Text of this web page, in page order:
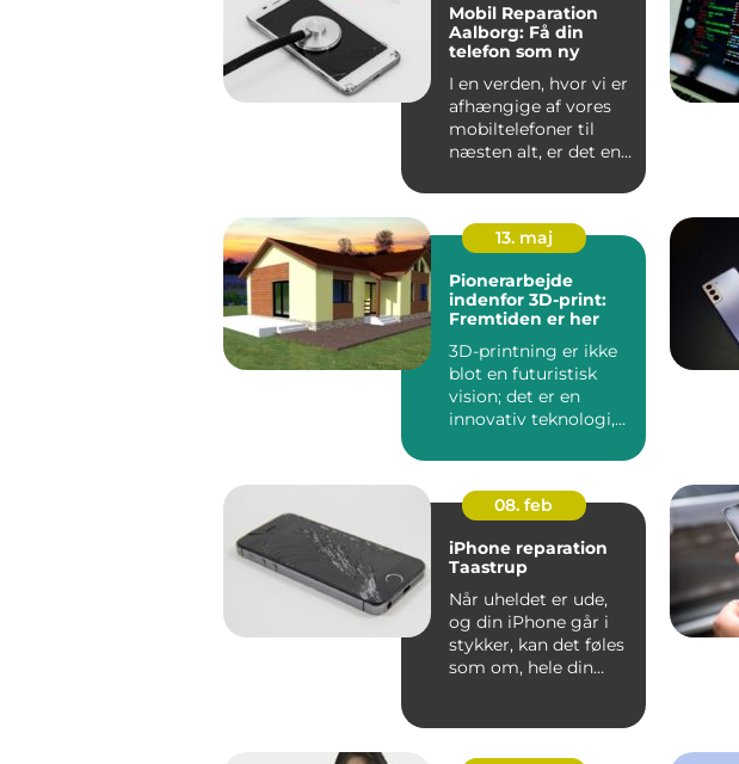
Mobil Reparation
Aalborg: Få din
telefon som ny
I en verden, hvor vi er
afhængige af vores
mobiltelefoner til
næsten alt, er det en
13. maj
Pionerarbejde
indenfor 3D-print:
Fremtiden er her
3D-printning er ikke
blot en futuristisk
vision; det er en
innovativ teknologi,
...
08. feb
iPhone reparation
Taastrup
Når uheldet er ude,
og din iPhone går i
stykker, kan det føles
som om, hele din